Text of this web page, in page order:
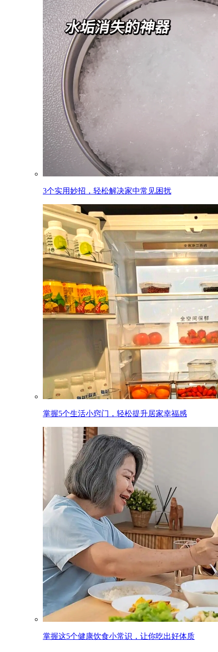
3个实用妙招，轻松解决家中常见困扰
掌握5个生活小窍门，轻松提升居家幸福感
掌握这5个健康饮食小常识，让你吃出好体质